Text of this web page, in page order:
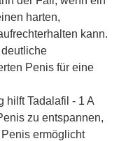
harten,
kann.
Penis für eine
hilft Tadalafil - 1 A
zu entspannen,
ermöglicht